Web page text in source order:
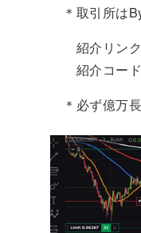
＊取引所は
紹介リン
紹介コー
＊必ず億万長